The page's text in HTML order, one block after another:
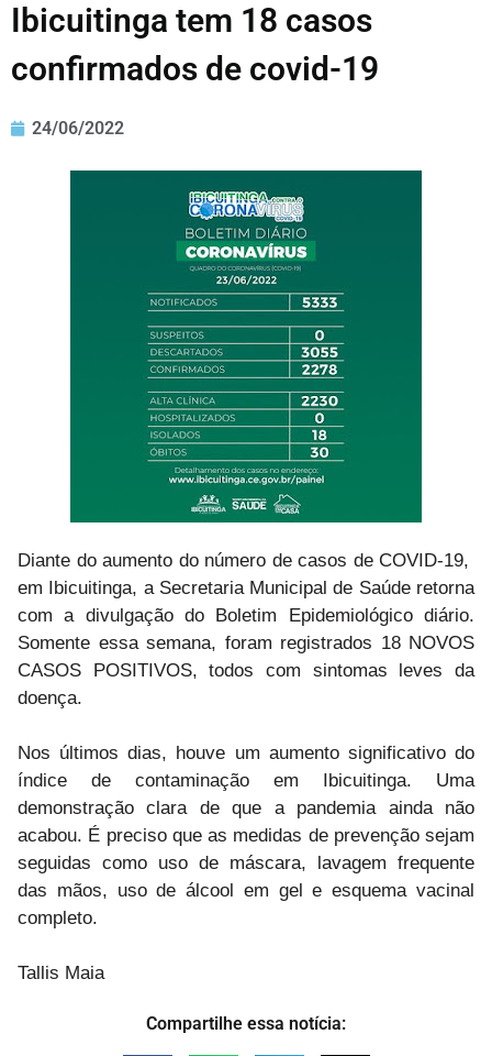
Ibicuitinga tem 18 casos
confirmados de covid-19
24/06/2022
Diante do aumento do número de casos de COVID-19,
em Ibicuitinga, a Secretaria Municipal de Saúde retorna
com a divulgação do Boletim Epidemiológico diário.
Somente essa semana, foram registrados 18 NOVOS
CASOS POSITIVOS, todos com sintomas leves da
doença.
Nos últimos dias, houve um aumento significativo do
índice de contaminação em Ibicuitinga. Uma
demonstração clara de que a pandemia ainda não
acabou. É preciso que as medidas de prevenção sejam
seguidas como uso de máscara, lavagem frequente
das mãos, uso de álcool em gel e esquema vacinal
completo.
Tallis Maia
Compartilhe essa notícia: